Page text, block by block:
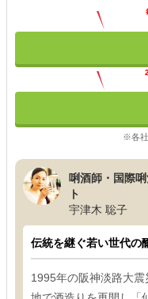
※各社
唎酒師・国際
ト
宇津木 聡子
伝統を継ぐ若い世代の
1995年の阪神淡路大